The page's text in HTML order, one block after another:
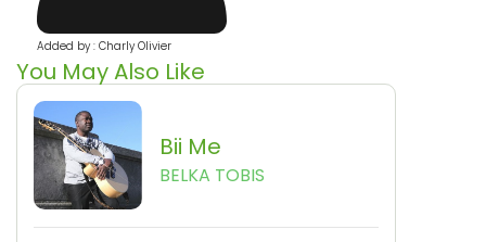
Added by : Charly Olivier
You May Also Like
Bii Me
BELKA TOBIS